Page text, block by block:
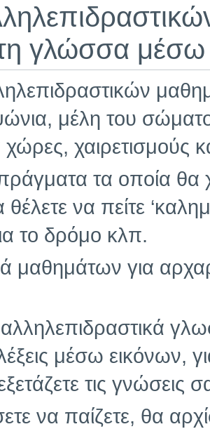
γλώσσα μέσω
μέλη του
χαιρετισμούς
τα οποία θα
να πείτε
το δρόμο κλπ.
μαθημάτων για
μέσω εικόνων,
τις γνώσεις
να παίζετε, θα